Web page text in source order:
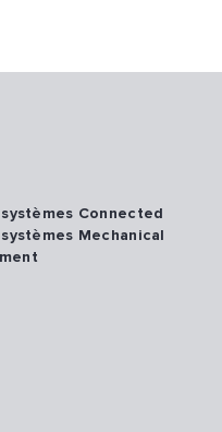
Connected
Mechanical